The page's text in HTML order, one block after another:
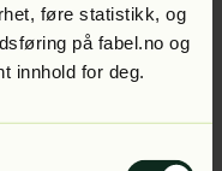
føre statistikk, og
på fabel.no og
innhold for deg.